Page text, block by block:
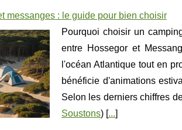
messanges : le guide pour bien choisir
Pourquoi choisir un
entre Hossegor et
l'océan Atlantique tout en
bénéficie d'animations
Selon les derniers chiffres
Soustons) [...]